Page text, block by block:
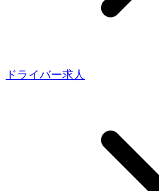
ドライバー求人